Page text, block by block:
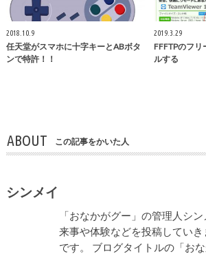
2018.10.9
任天堂がスマホに十字キーとABボタ
ンで特許！！
2019.3.29
FFFTPのフ
ルする
ABOUT この記事をかいた人
シンメイ
「おなかがグー」の管理人シ
来事や体験などを投稿していき
です。 ブログタイトルの「お